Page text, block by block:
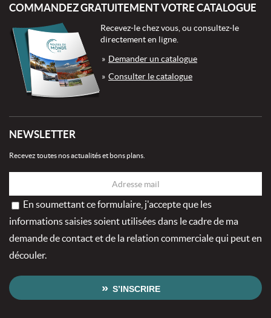
COMMANDEZ GRATUITEMENT VOTRE CATALOGUE
Recevez-le chez vous, ou consultez-le
directement en ligne.
Demander un catalogue
Consulter le catalogue
NEWSLETTER
Recevez toutes nos actualités et bons plans.
En soumettant ce formulaire, j'accepte que les
informations saisies soient utilisées dans le cadre de ma
demande de contact et de la relation commerciale qui peut en
découler.
S’INSCRIRE